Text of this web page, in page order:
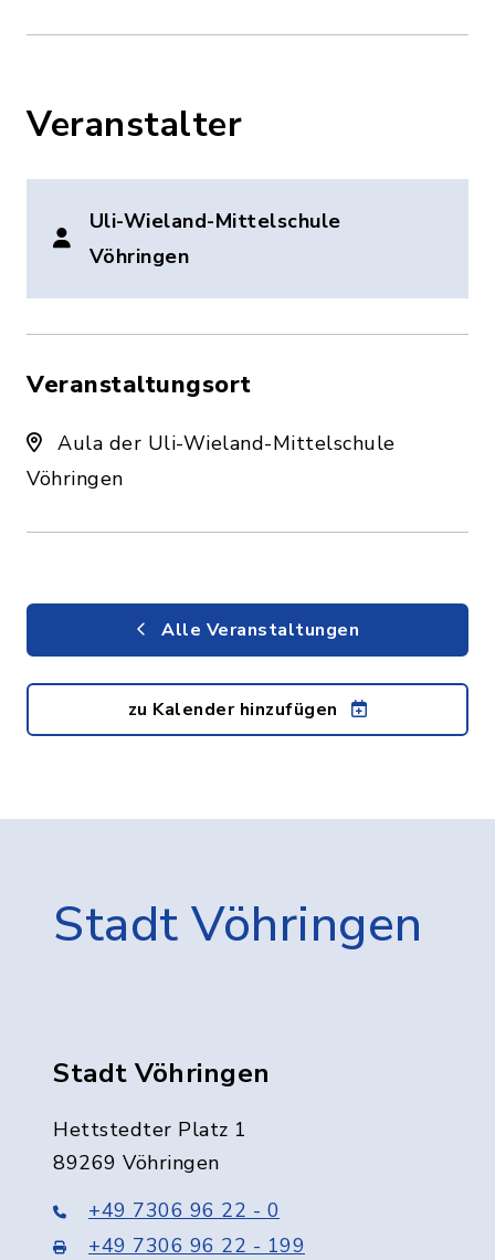
Veranstalter
Uli-Wieland-Mittelschule
Vöhringen
Veranstaltungsort
Aula der Uli-Wieland-Mittelschule
Vöhringen
Alle Veranstaltungen
zu Kalender hinzufügen
Stadt Vöhringen
Stadt Vöhringen
Hettstedter Platz 1
89269 Vöhringen
+49 7306 96 22 - 0
+49 7306 96 22 - 199